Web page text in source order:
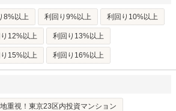
8%以上 利回り9%以上 利回り10%以上
12%以上 利回り13%以上
15%以上 利回り16%以上
重視！東京23区内投資マンション